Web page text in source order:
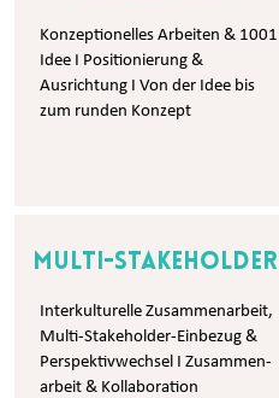
Konzeptionelles Arbeiten & 1001
Idee I Positionierung &
Ausrichtung I Von der Idee bis
zum runden Konzept
Multi-Stakeholder
Interkulturelle Zusammenarbeit,
Multi-Stakeholder-Einbezug &
Perspektivwechsel I Zusammen-
arbeit & Kollaboration